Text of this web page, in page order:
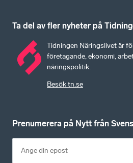
Ta del av fler nyheter på
Tidningen Näringslivet är
företagande, ekonomi,
näringspolitik.
Besök tn.se
Prenumerera på Nytt från